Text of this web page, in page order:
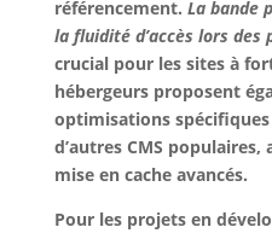
référencement. La bande
la fluidité d’accès lors des
crucial pour les sites à
hébergeurs proposent
optimisations
d’autres CMS populaires,
mise en cache avancés.
Pour les projets en